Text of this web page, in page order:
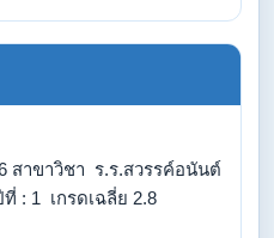
สาขาวิชา ร.ร.สวรรค์อนันต์
: 1 เกรดเฉลี่ย 2.8